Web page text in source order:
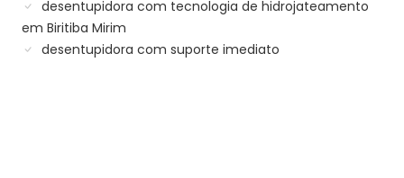
desentupidora com tecnologia de hidrojateamento
em Biritiba Mirim
desentupidora com suporte imediato